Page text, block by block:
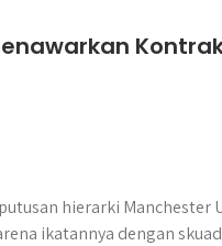
hierarki Manchester
ikatannya dengan